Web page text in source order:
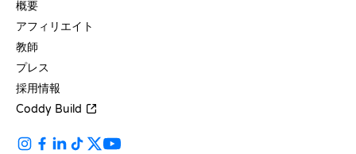
概要
アフィリエイト
教師
プレス
採用情報
Coddy Build